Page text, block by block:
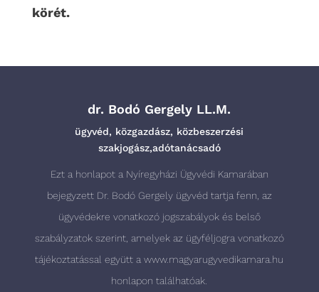
körét.
dr. Bodó Gergely LL.M.
ügyvéd, közgazdász, közbeszerzési
szakjogász,adótanácsadó
Ezt a honlapot a Nyíregyházi Ügyvédi Kamarában
bejegyzett Dr. Bodó Gergely ügyvéd tartja fenn, az
ügyvédekre vonatkozó jogszabályok és belső
szabályzatok szerint, amelyek az ügyféljogra vonatkozó
tájékoztatással együtt awww.magyarugyvedikamara.hu
honlapon találhatóak.